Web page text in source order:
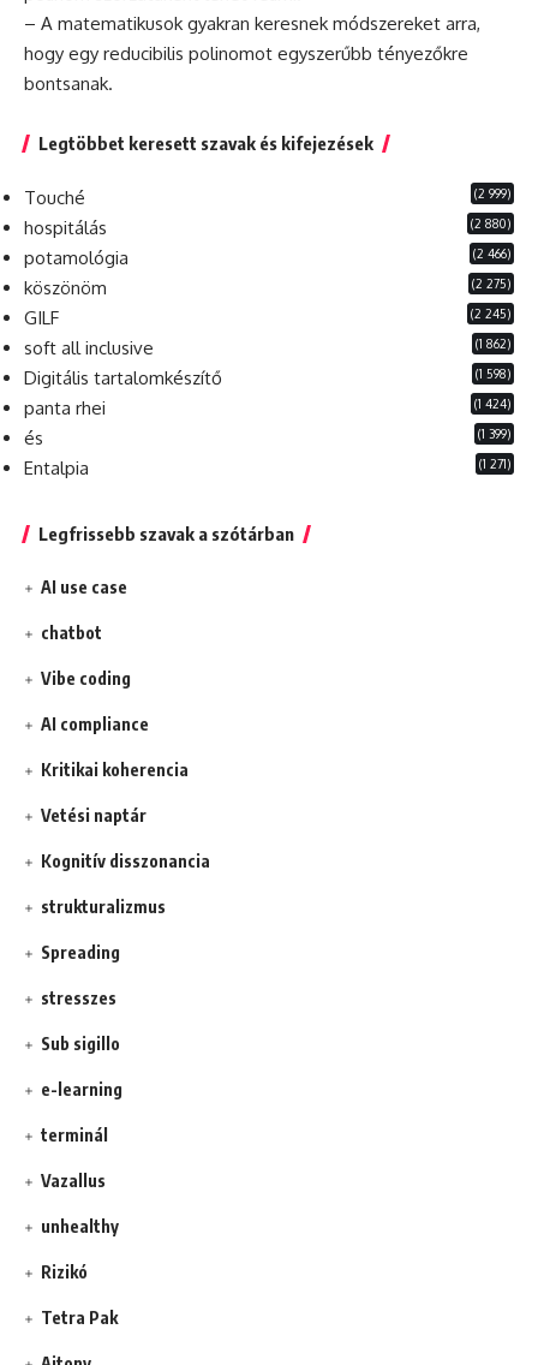
– A matematikusok gyakran keresnek módszereket arra,
hogy egy reducibilis polinomot egyszerűbb tényezőkre
bontsanak.
Legtöbbet keresett szavak és kifejezések
Touché (2 999)
hospitálás (2 880)
potamológia (2 466)
köszönöm (2 275)
GILF (2 245)
soft all inclusive (1 862)
Digitális tartalomkészítő (1 598)
panta rhei (1 424)
és (1 399)
Entalpia (1 271)
Legfrissebb szavak a szótárban
AI use case
chatbot
Vibe coding
AI compliance
Kritikai koherencia
Vetési naptár
Kognitív disszonancia
strukturalizmus
Spreading
stresszes
Sub sigillo
e-learning
terminál
Vazallus
unhealthy
Rizikó
Tetra Pak